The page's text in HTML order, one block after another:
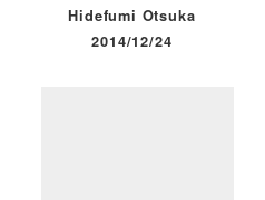
Hidefumi Otsuka
投稿日
2014/12/24